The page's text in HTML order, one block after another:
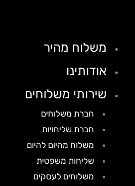
משלוח מהיר
אודותינו
שירותי משלוחים
חברת משלוחים
חברת שליחויות
משלוח מהיום להיום
שליחות משפטית
משלוחים לעסקים